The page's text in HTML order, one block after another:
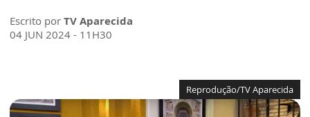
Escrito por TV Aparecida
04 JUN 2024 - 11H30
Reprodução/TV Aparecida